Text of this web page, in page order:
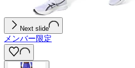
Next slide
メンバー限定